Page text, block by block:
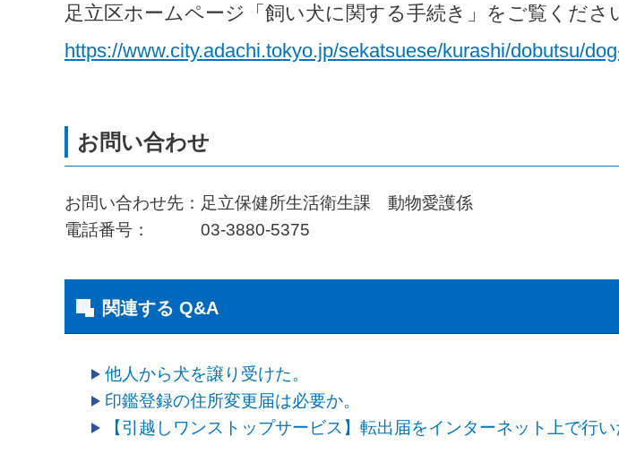
足立区ホームページ「飼い犬に関する手続き」をご覧くださ
https://www.city.adachi.tokyo.jp/sekatsuese/kurashi/dobutsu/
お問い合わせ先：足立保健所生活衛生課 動物愛護係
電話番号： 03-3880-5375
関連する Q&A
他人から犬を譲り受けた。
印鑑登録の住所変更届は必要か。
【引越しワンストップサービス】転出届をインターネット上で行い